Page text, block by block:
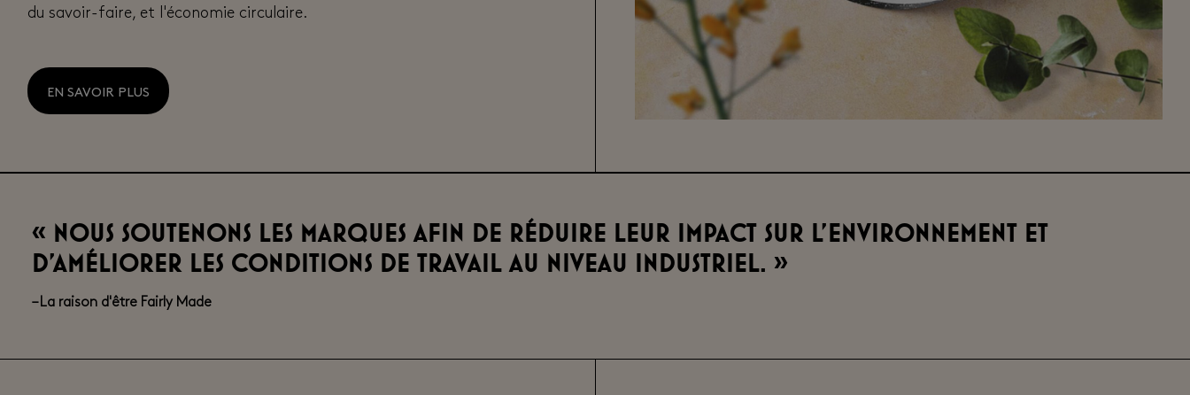
du savoir-faire, et l'économie circulaire.
EN SAVOIR PLUS
« Nous soutenons les marques afin de réduire leur impact sur l'environnement et
d'améliorer les conditions de travail au niveau industriel. »
– La raison d'être Fairly Made